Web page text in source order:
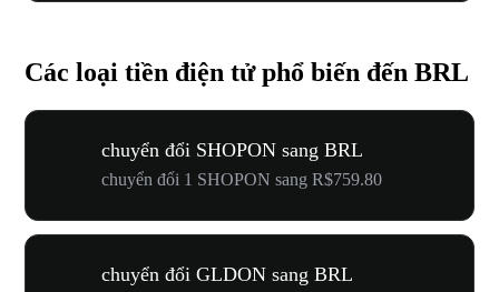
Các loại tiền điện tử phổ biến đến BRL
chuyển đổi SHOPON sang BRL
chuyển đổi 1 SHOPON sang R$759.80
chuyển đổi GLDON sang BRL